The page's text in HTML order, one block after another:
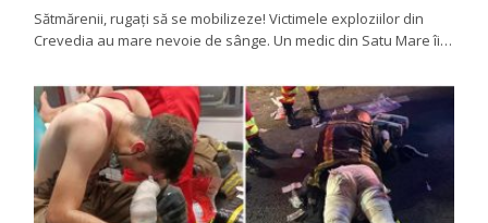
Sătmărenii, rugați să se mobilizeze! Victimele exploziilor din
Crevedia au mare nevoie de sânge. Un medic din Satu Mare îi…